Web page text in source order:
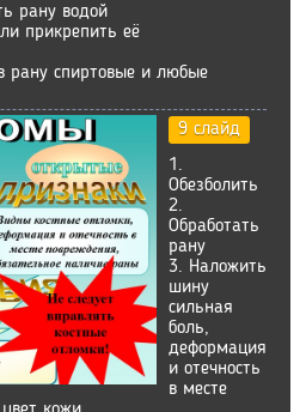
рану водой
прикрепить её
спиртовые и любые
9 слайд
1.
Обезболить
2.
Обработать
рану
3. Наложить
шину
сильная
боль,
деформация
и отечность
в месте